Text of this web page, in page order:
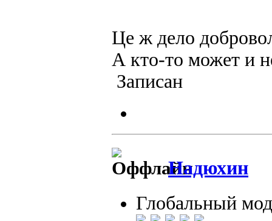
Це ж дело
А кто-то может и
Записан
Надюхин
Глобальный